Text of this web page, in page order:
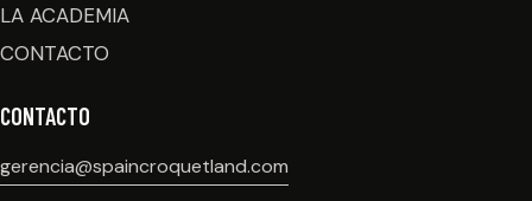
LA ACADEMIA
CONTACTO
CONTACTO
gerencia@spaincroquetland.com